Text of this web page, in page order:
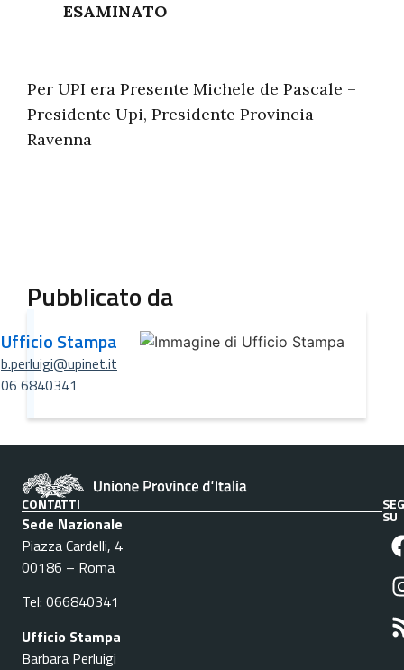
ESAMINATO
Per UPI era Presente Michele de Pascale –
Presidente Upi, Presidente Provincia
Ravenna
Pubblicato da
Ufficio Stampa
b.perluigi@upinet.it
06 6840341
CONTATTI
Sede Nazionale
Piazza Cardelli, 4
00186 – Roma
Tel: 066840341
Ufficio Stampa
Barbara Perluigi
SU